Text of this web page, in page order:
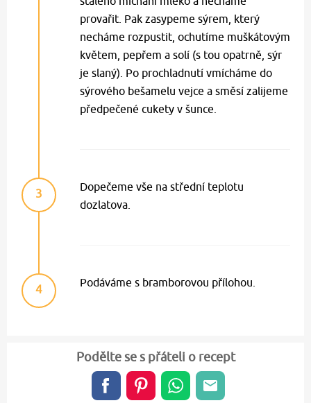
provařit. Pak zasypeme sýrem, který
necháme rozpustit, ochutíme muškátovým
květem, pepřem a solí (s tou opatrně, sýr
je slaný). Po prochladnutí vmícháme do
sýrového bešamelu vejce a směsí zalijeme
předpečené cukety v šunce.
3
Dopečeme vše na střední teplotu
dozlatova.
4 Podáváme s bramborovou přílohou.
Podělte se s přáteli o recept